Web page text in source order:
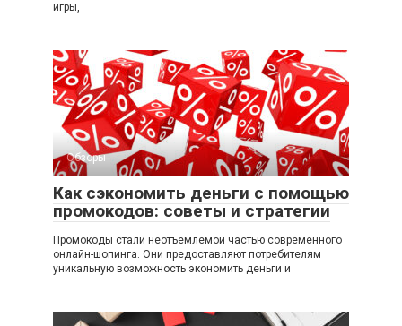
игры,
Обзоры
Как сэкономить деньги с помощью
промокодов: советы и стратегии
Промокоды стали неотъемлемой частью современного
онлайн-шопинга. Они предоставляют потребителям
уникальную возможность экономить деньги и